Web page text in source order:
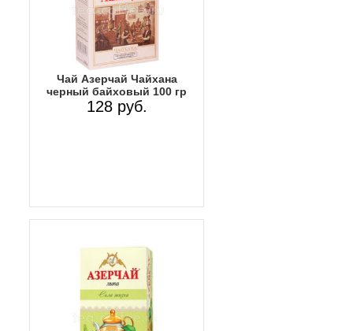
Чай Азерчай Чайхана
черный байховый 100 гр
128 руб.